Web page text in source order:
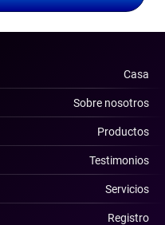
Casa
Sobre nosotros
Productos
Testimonios
Servicios
Registro